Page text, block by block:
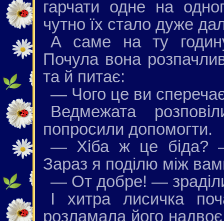
гарчати одне на
чутно їх стало дуже
А саме на ту
Почула вона
та й питає:
— Чого це ви
Ведмежата
попросили допомогти.
— Хіба ж це бiда?
Зараз я поділю між
— От добре! —
І хитра лисичка
розламала його